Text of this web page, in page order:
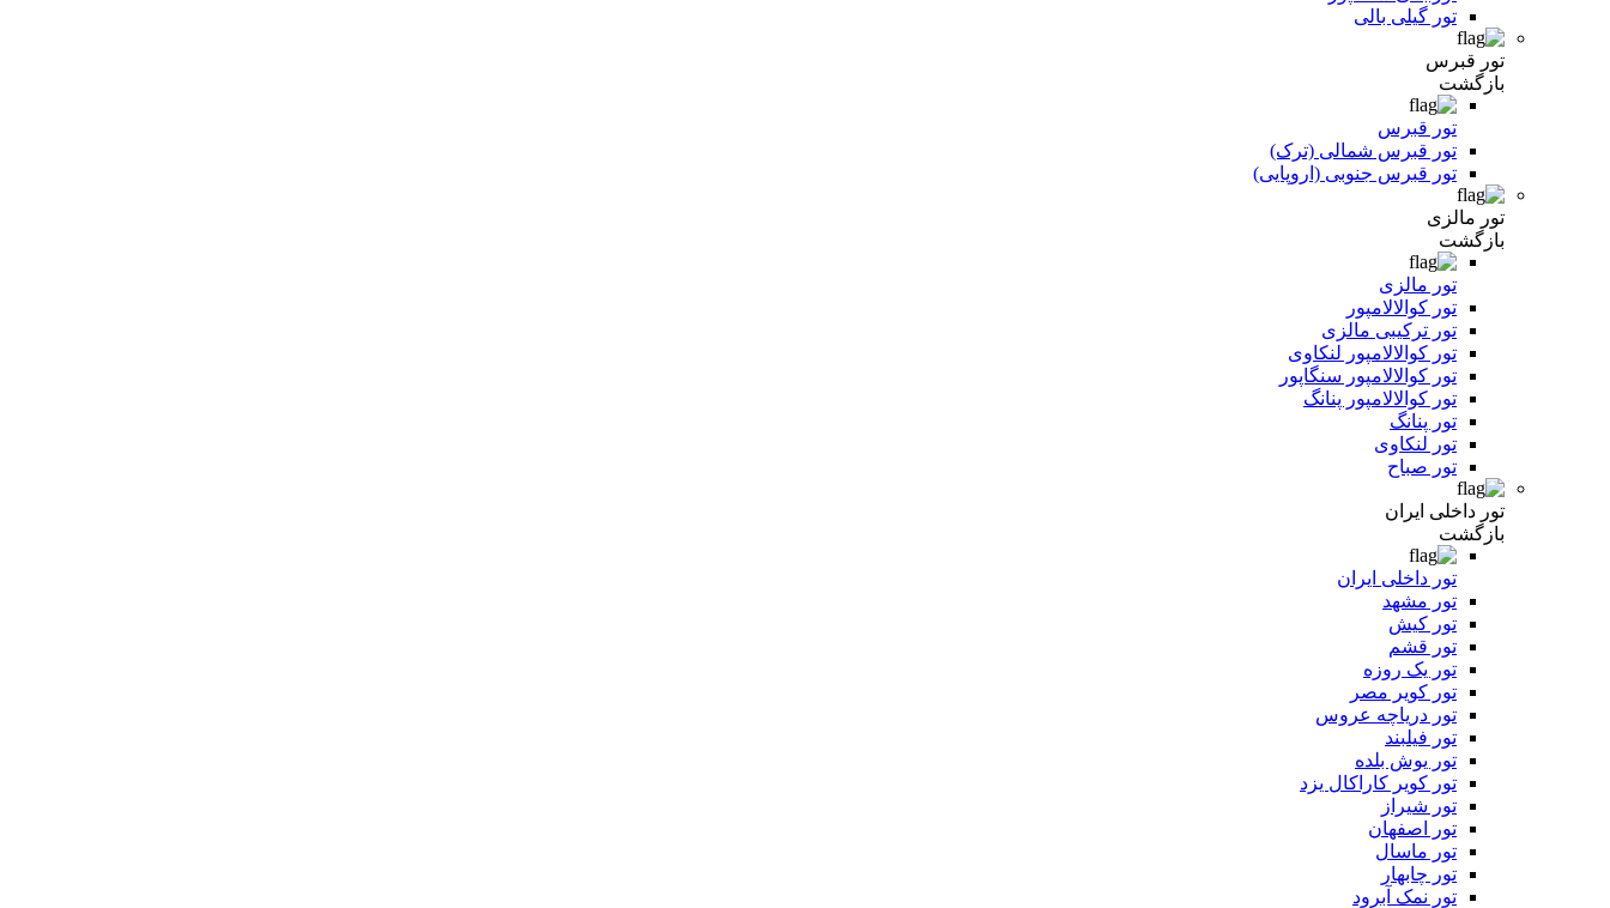
تور گیلی بالی
تور قبرس
بازگشت
تور قبرس
تور قبرس شمالی (ترک)
تور قبرس جنوبی (اروپایی)
تور مالزی
بازگشت
تور مالزی
تور کوالالامپور
تور ترکیبی مالزی
تور کوالالامپور لنکاوی
تور کوالالامپور سنگاپور
تور کوالالامپور پنانگ
تور پنانگ
تور لنکاوی
تور صباح
تور داخلی ایران
بازگشت
تور داخلی ایران
تور مشهد
تور کیش
تور قشم
تور یک روزه
تور کویر مصر
تور دریاچه عروس
تور فیلبند
تور یوش بلده
تور کویر کاراکال یزد
تور شیراز
تور اصفهان
تور ماسال
تور چابهار
تور نمک آبرود